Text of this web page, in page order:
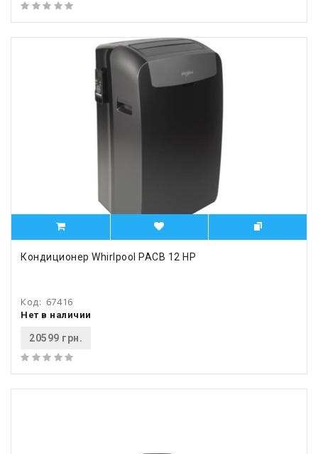
Кондиционер Whirlpool PACB 12 HP
Код: 67416
Нет в наличии
20599 грн.